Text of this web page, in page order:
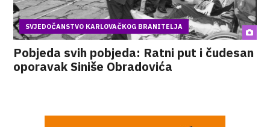
SVJEDOČANSTVO KARLOVAČKOG BRANITELJA
Pobjeda svih pobjeda: Ratni put i čudesan
oporavak Siniše Obradovića